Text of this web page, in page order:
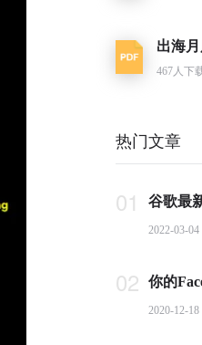
出海
467人下
热门文章
01
2022-03-04
02 你的
2020-12-18